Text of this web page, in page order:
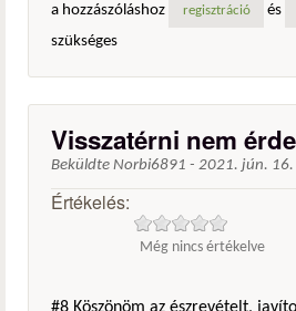
a hozzászóláshoz regisztráció és
szükséges
Visszatérni nem
Beküldte Norbi6891 - 2021. jún.
Értékelés:
Még nincs értékelve